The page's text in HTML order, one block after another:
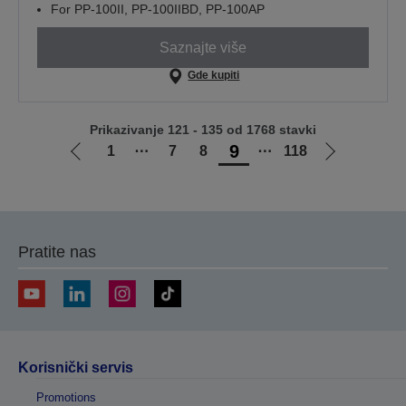
For PP-100II, PP-100IIBD, PP-100AP
Saznajte više
Gde kupiti
Idi
1 ⋯ 7 8 9 ⋯ 118
Idi
Prikazivanje 121 - 135 od 1768 stavki
Pratite nas
Korisnički servis
Promotions